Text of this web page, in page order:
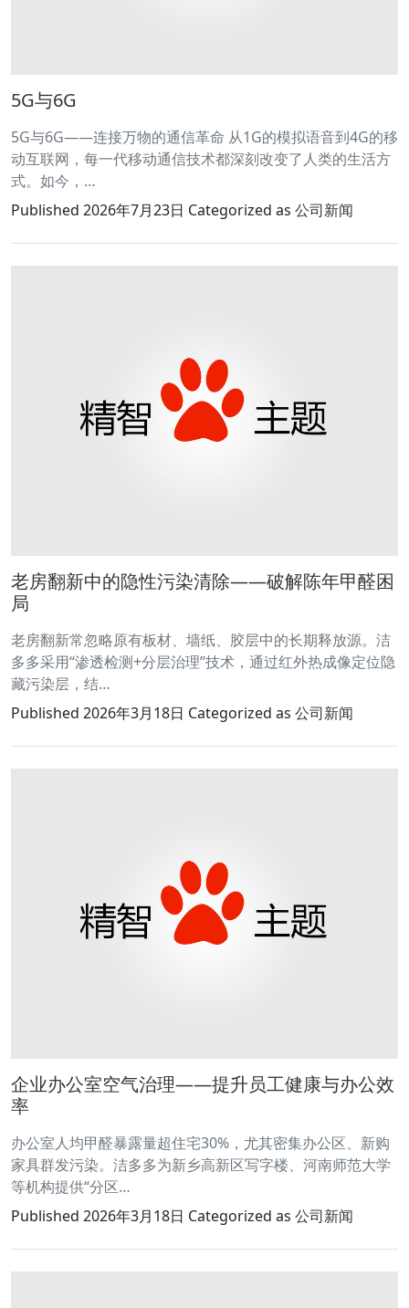
5G与6G
5G与6G——连接万物的通信革命 从1G的模拟语音到4G的移
动互联网，每一代移动通信技术都深刻改变了人类的生活方
式。如今，…
Published 2026年7月23日 Categorized as 公司新闻
老房翻新中的隐性污染清除——破解陈年甲醛困
局
老房翻新常忽略原有板材、墙纸、胶层中的长期释放源。洁
多多采用“渗透检测+分层治理”技术，通过红外热成像定位隐
藏污染层，结…
Published 2026年3月18日 Categorized as 公司新闻
企业办公室空气治理——提升员工健康与办公效
率
办公室人均甲醛暴露量超住宅30%，尤其密集办公区、新购
家具群发污染。洁多多为新乡高新区写字楼、河南师范大学
等机构提供“分区…
Published 2026年3月18日 Categorized as 公司新闻